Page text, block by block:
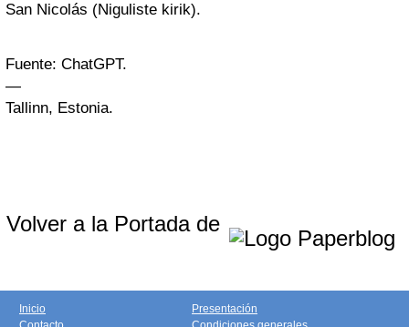
San Nicolás (Niguliste kirik).
Fuente: ChatGPT.
—
Tallinn, Estonia.
Volver a la Portada de
Inicio
Presentación